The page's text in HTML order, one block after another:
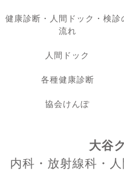
健康診断・人間ドック・検診
流れ
人間ドック
各種健康診断
協会けんぽ
大谷
内科・放射線科・